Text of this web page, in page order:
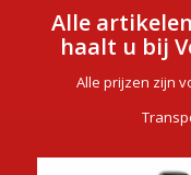
Alle
haalt u bij
Alle prijzen zijn